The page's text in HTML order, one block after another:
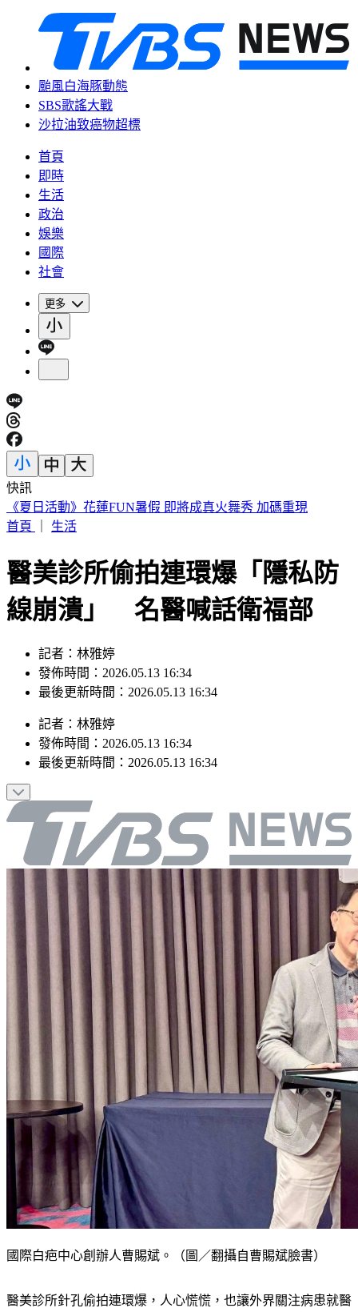
颱風白海豚動態
SBS歌謠大戰
沙拉油致癌物超標
首頁
即時
生活
政治
娛樂
國際
社會
更多
快訊
188萬《龍藏經》賣掉了！大戶不甩7折 店員爆「付現買原
價」
醫美診所偷拍連環爆「隱私防
線崩潰」 名醫喊話衛福部
記者：林雅婷
發佈時間：2026.05.13 16:34
記者：林雅婷
發佈時間：2026.05.13 16:34